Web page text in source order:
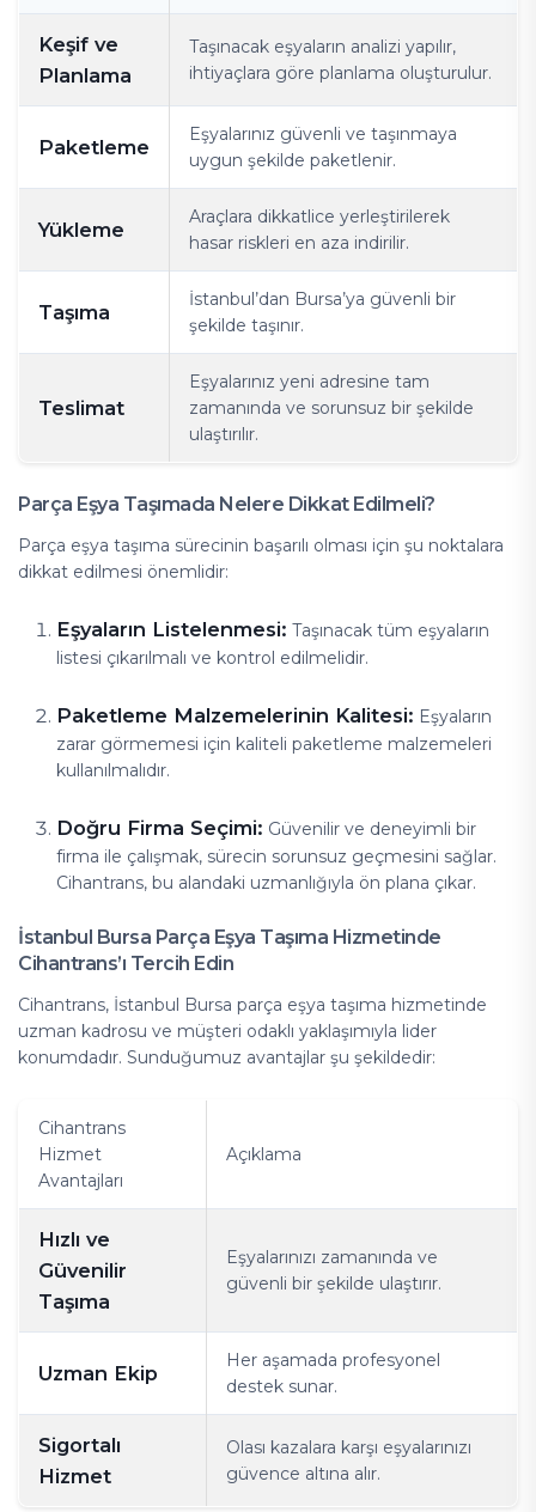
Keşif ve
Planlama
Taşınacak eşyaların analizi yapılır,
ihtiyaçlara göre planlama oluşturulur.
Paketleme
Eşyalarınız güvenli ve taşınmaya
uygun şekilde paketlenir.
Yükleme
Araçlara dikkatlice yerleştirilerek
hasar riskleri en aza indirilir.
Taşıma
İstanbul’dan Bursa’ya güvenli bir
şekilde taşınır.
Teslimat
Eşyalarınız yeni adresine tam
zamanında ve sorunsuz bir şekilde
ulaştırılır.
Parça Eşya Taşımada Nelere Dikkat Edilmeli?
Parça eşya taşıma sürecinin başarılı olması için şu noktalara
dikkat edilmesi önemlidir:
Eşyaların Listelenmesi: Taşınacak tüm eşyaların
listesi çıkarılmalı ve kontrol edilmelidir.
Paketleme Malzemelerinin Kalitesi: Eşyaların
zarar görmemesi için kaliteli paketleme malzemeleri
kullanılmalıdır.
Doğru Firma Seçimi: Güvenilir ve deneyimli bir
firma ile çalışmak, sürecin sorunsuz geçmesini sağlar.
Cihantrans, bu alandaki uzmanlığıyla ön plana çıkar.
İstanbul Bursa Parça Eşya Taşıma Hizmetinde
Cihantrans’ı Tercih Edin
Cihantrans, İstanbul Bursa parça eşya taşıma hizmetinde
uzman kadrosu ve müşteri odaklı yaklaşımıyla lider
konumdadır. Sunduğumuz avantajlar şu şekildedir:
Cihantrans
Hizmet
Avantajları
Açıklama
Hızlı ve
Güvenilir
Taşıma
Eşyalarınızı zamanında ve
güvenli bir şekilde ulaştırır.
Uzman Ekip
Her aşamada profesyonel
destek sunar.
Sigortalı
Hizmet
Olası kazalara karşı eşyalarınızı
güvence altına alır.